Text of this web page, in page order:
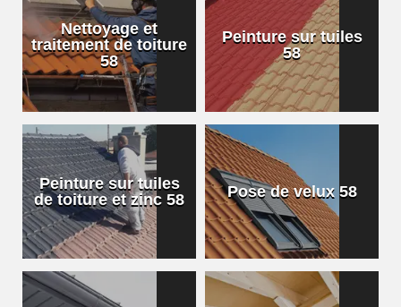
Nettoyage et
traitement de toiture
58
Peinture sur tuiles
58
Peinture sur tuiles
de toiture et zinc 58
Pose de velux 58